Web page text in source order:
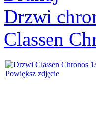
Drzwi
Classen
Powiększ zdjęcie